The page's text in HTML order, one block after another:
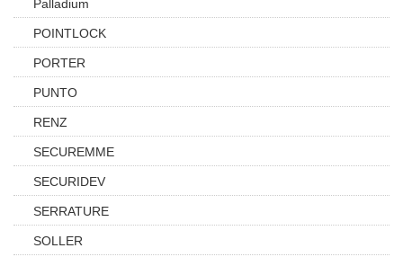
Palladium
POINTLOCK
PORTER
PUNTO
RENZ
SECUREMME
SECURIDEV
SERRATURE
SOLLER